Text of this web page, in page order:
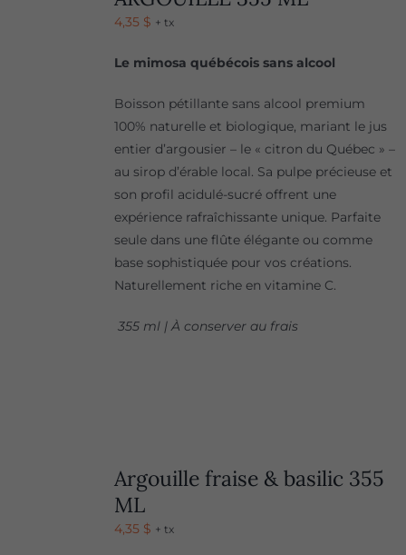
4,35 $ + tx
Le mimosa québécois sans alcool
Boisson pétillante sans alcool premium
100% naturelle et biologique, mariant le jus
entier d’argousier – le « citron du Québec » –
au sirop d’érable local. Sa pulpe précieuse et
son profil acidulé-sucré offrent une
expérience rafraîchissante unique. Parfaite
seule dans une flûte élégante ou comme
base sophistiquée pour vos créations.
Naturellement riche en vitamine C.
355 ml | À conserver au frais
Argouille fraise & basilic 355
ML
4,35 $ + tx